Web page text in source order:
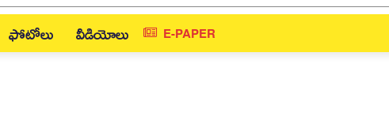
ఫోటోలు వీడియోలు E-PAPER